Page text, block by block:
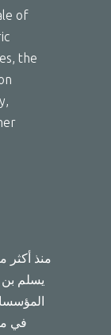
of
the
منذ
يسلم بن
في